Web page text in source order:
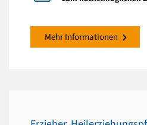
Mehr Informationen